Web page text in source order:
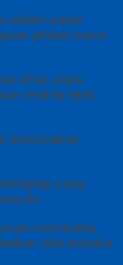
dalam paket
jahitan harus
khas pada
terlihat lebih
disesuaikan
yang
membantu
nilai estetika